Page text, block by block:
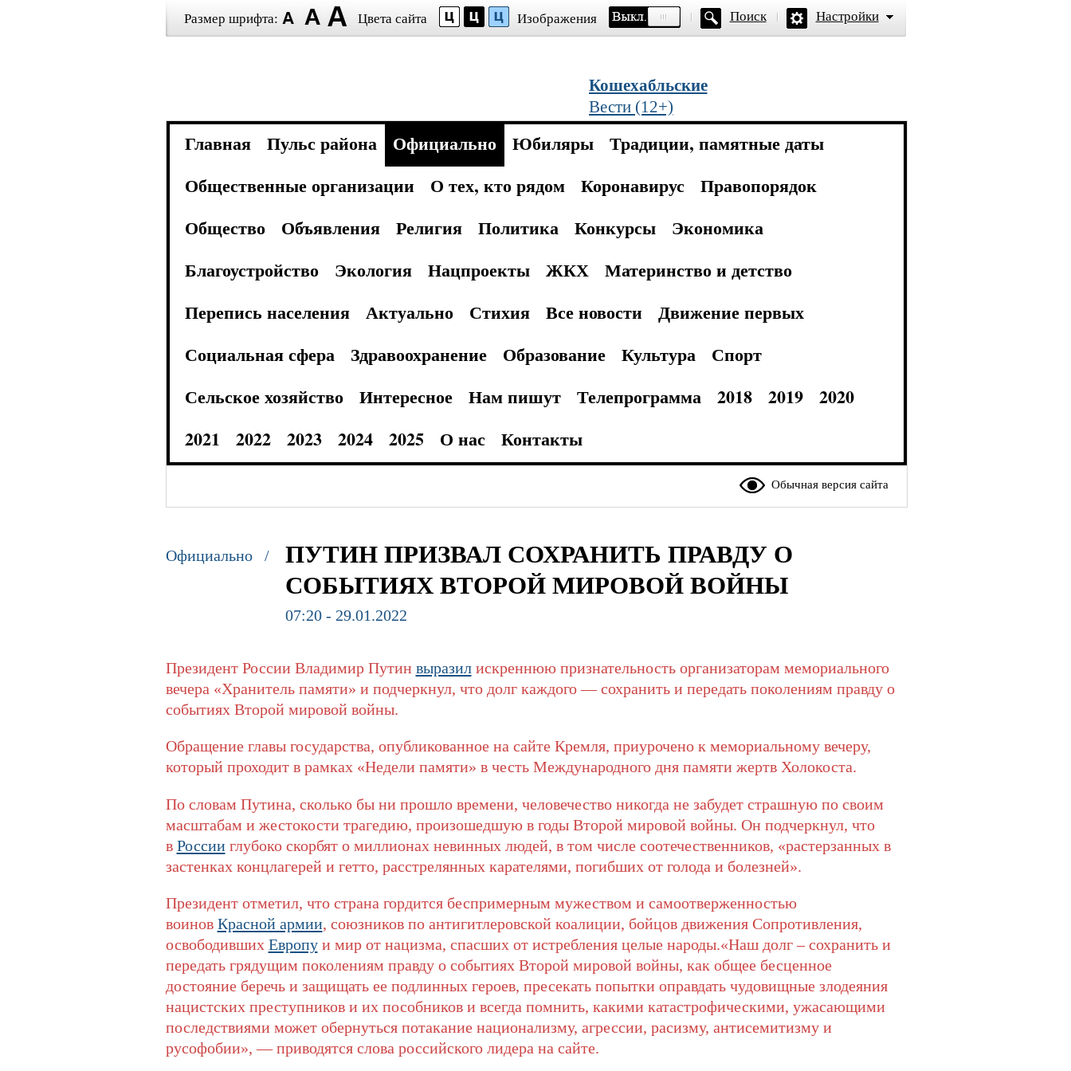
Размер шрифта: Цвета сайта Изображения Поиск Настройки
Кошехабльские
Вести (12+)
Главная Пульс района Официально Юбиляры
Традиции, памятные даты
Общественные организации
О тех, кто рядом Коронавирус
Правопорядок
Общество
Объявления Религия Политика Конкурсы
Экономика
Благоустройство
Экология Нацпроекты ЖКХ
Материнство и детство
Перепись населения
Актуально Стихия Все новости
Движение первых
Социальная сфера
Здравоохранение Образование Культура
Спорт
Сельское хозяйство
Интересное Нам пишут Телепрограмма 2018 2019
2020
2021
2022 2023 2024 2025 О нас Контакты
Обычная версия сайта
Официально /
ПУТИН ПРИЗВАЛ СОХРАНИТЬ ПРАВДУ О
СОБЫТИЯХ ВТОРОЙ МИРОВОЙ ВОЙНЫ
07:20 - 29.01.2022
Президент России Владимир Путин выразилискреннюю признательность организаторам мемориального
вечера «Хранитель памяти» и подчеркнул, что долг каждого — сохранить и передать поколениям правду о
событиях Второй мировой войны.
Обращение главы государства, опубликованное на сайте Кремля, приурочено к мемориальному вечеру,
который проходит в рамках «Недели памяти» в честь Международного дня памяти жертв Холокоста.
По словам Путина, сколько бы ни прошло времени, человечество никогда не забудет страшную по своим
масштабам и жестокости трагедию, произошедшую в годы Второй мировой войны. Он подчеркнул, что
в Россииглубоко скорбят о миллионах невинных людей, в том числе соотечественников, «растерзанных в
застенках концлагерей и гетто, расстрелянных карателями, погибших от голода и болезней».
Президент отметил, что страна гордится беспримерным мужеством и самоотверженностью
воинов Красной армии, союзников по антигитлеровской коалиции, бойцов движения Сопротивления,
освободивших Европуи мир от нацизма, спасших от истребления целые народы.«Наш долг – сохранить и
передать грядущим поколениям правду о событиях Второй мировой войны, как общее бесценное
достояние беречь и защищать ее подлинных героев, пресекать попытки оправдать чудовищные злодеяния
нацистских преступников и их пособников и всегда помнить, какими катастрофическими, ужасающими
последствиями может обернуться потакание национализму, агрессии, расизму, антисемитизму и
русофобии», — приводятся слова российского лидера на сайте.